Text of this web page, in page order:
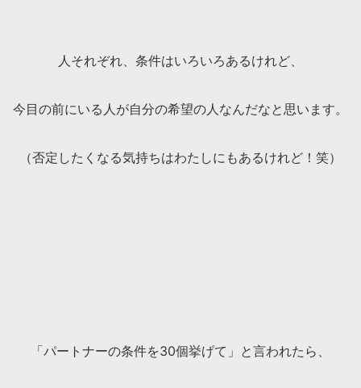
人それぞれ、条件はいろいろあるけれど、
今目の前にいる人が自分の希望の人なんだなと思います。
（否定したくなる気持ちはわたしにもあるけれど！笑）
「パートナーの条件を30個挙げて」と言われたら、